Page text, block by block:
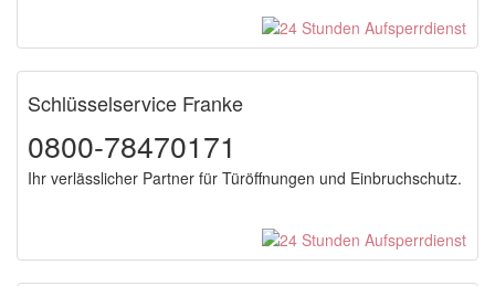
Schlüsselservice Franke
0800-78470171
Ihr verlässlicher Partner für Türöffnungen und Einbruchschutz.